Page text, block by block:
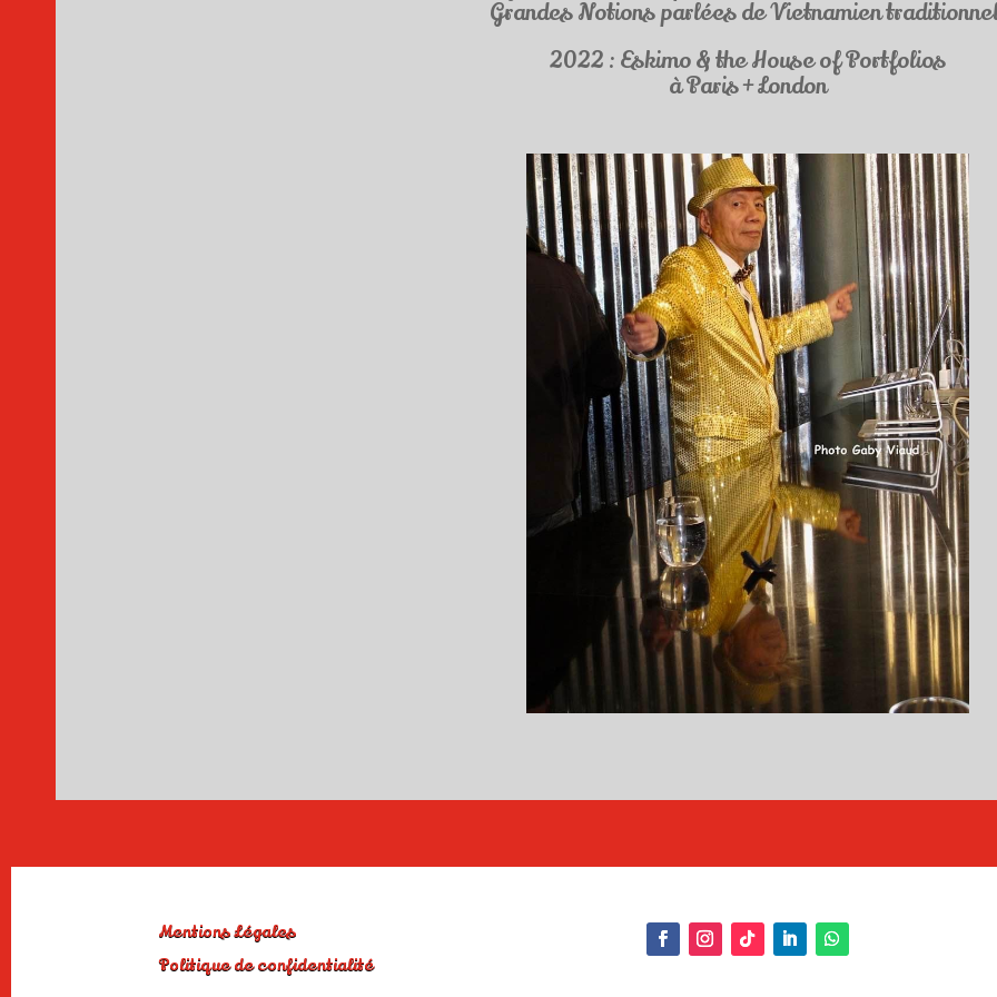
Grandes Notions parlées de Vietnamien
2022 : Eskimo & the House of Portfolios
à Paris + London
Mentions Légales
Politique de confidentialité